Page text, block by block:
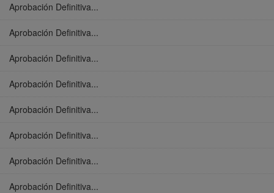
Aprobación Definitiva...
Aprobación Definitiva...
Aprobación Definitiva...
Aprobación Definitiva...
Aprobación Definitiva...
Aprobación Definitiva...
Aprobación Definitiva...
Aprobación Definitiva...